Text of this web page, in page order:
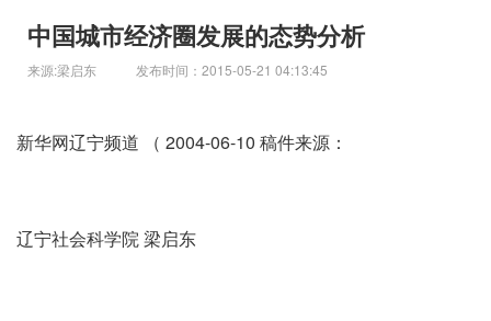
中国城市经济圈发展的态势分析
来源:梁启东 发布时间：2015-05-21 04:13:45
新华网辽宁频道 （ 2004-06-10 稿件来源：
辽宁社会科学院 梁启东